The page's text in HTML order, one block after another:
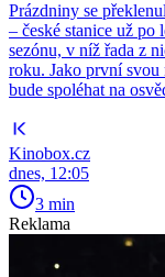
Prázdniny se
– české stanice už po
sezónu, v níž řada z
roku. Jako první svou
bude spoléhat na
Kinobox.cz
dnes, 12:05
3 min
Reklama